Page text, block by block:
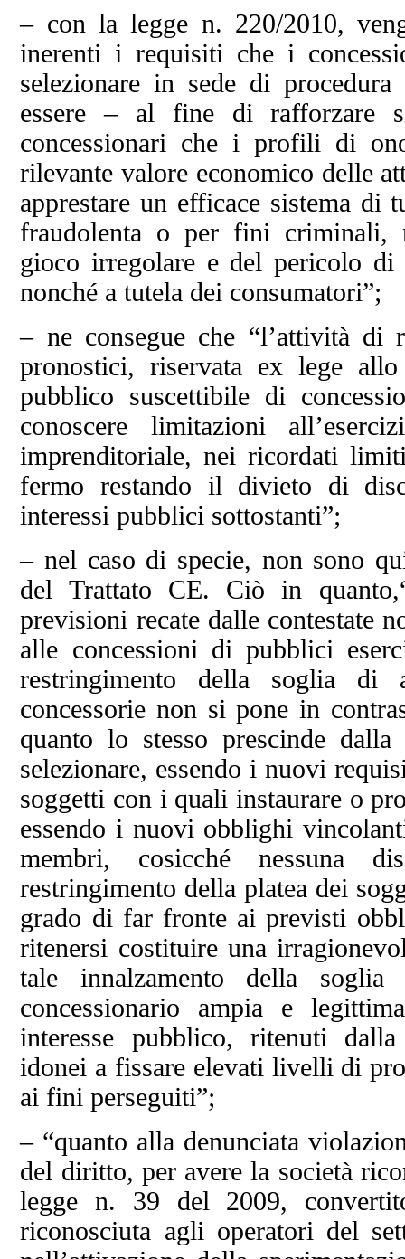
– con la legge n. 220/2010,
inerenti i requisiti che i
selezionare in sede di
essere – al fine di rafforzare
concessionari che i profili di
rilevante valore economico delle
apprestare un efficace sistema di
fraudolenta o per fini criminali,
gioco irregolare e del pericolo di
nonché a tutela dei consumatori”;
– ne consegue che “l’attività di
pronostici, riservata ex lege
pubblico suscettibile di
conoscere limitazioni
imprenditoriale, nei ricordati
fermo restando il divieto di
interessi pubblici sottostanti”;
– nel caso di specie, non sono
del Trattato CE. Ciò in
previsioni recate dalle contestate
alle concessioni di pubblici
restringimento della soglia di
concessorie non si pone in
quanto lo stesso prescinde
selezionare, essendo i nuovi
soggetti con i quali instaurare o
essendo i nuovi obblighi
membri, cosicché nessuna
restringimento della platea dei
grado di far fronte ai previsti
ritenersi costituire una
tale innalzamento della
concessionario ampia e
interesse pubblico, ritenuti dalla
idonei a fissare elevati livelli di
ai fini perseguiti”;
– “quanto alla denunciata
del diritto, per avere la società
legge n. 39 del 2009,
riconosciuta agli operatori del